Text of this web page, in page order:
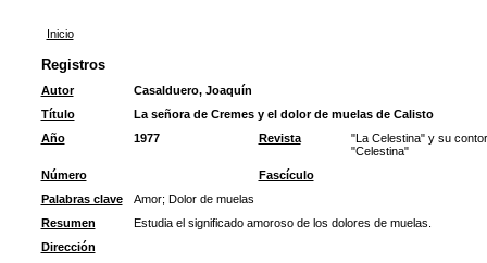
Inicio
Registros
Autor
Casalduero, Joaquín
Título
La señora de Cremes y el dolor de muelas de Calisto
Año
1977 Revista
"La Celestina" y su
"Celestina"
Número
Fascículo
Palabras clave
Amor; Dolor de muelas
Resumen
Estudia el significado amoroso de los dolores de muelas.
Dirección